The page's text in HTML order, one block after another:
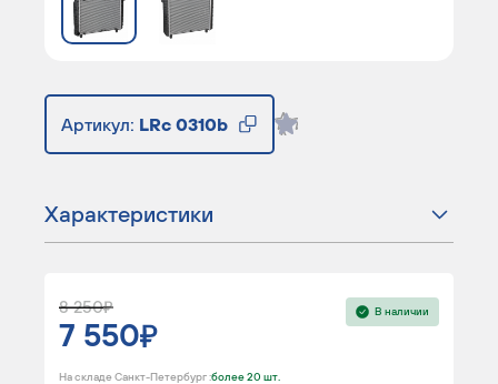
Артикул: LRc 0310b
Характеристики
8 250
7 550
В наличии
На складе Санкт-Петербург :более 20 шт.